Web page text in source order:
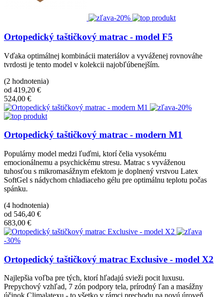
-20%
Ortopedický taštičkový matrac - model F5
Vďaka optimálnej kombinácii materiálov a vyváženej rovnováhe
tvrdosti je tento model v kolekcii najobľúbenejším.
(2 hodnotenia)
od 419,20 €
524,00 €
-20%
Ortopedický taštičkový matrac - modern M1
Populárny model medzi ľuďmi, ktorí čelia vysokému
emocionálnemu a psychickému stresu. Matrac s vyváženou
tuhosťou s mikromasážnym efektom je doplnený vrstvou Latex
SoftGel s nádychom chladiaceho gélu pre optimálnu teplotu počas
spánku.
(4 hodnotenia)
od 546,40 €
683,00 €
-30%
Ortopedický taštičkový matrac Exclusive - model X2
Najlepšia voľba pre tých, ktorí hľadajú svieži pocit luxusu.
Prepychový vzhľad, 7 zón podpory tela, prírodný ľan a masážny